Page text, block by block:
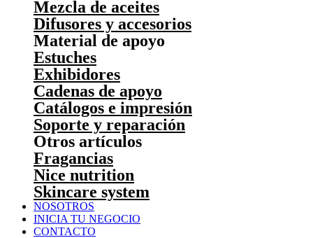
Mezcla de aceites
Difusores y accesorios
Material de apoyo
Estuches
Exhibidores
Cadenas de apoyo
Catálogos e impresión
Soporte y reparación
Otros artículos
Fragancias
Nice nutrition
Skincare system
NOSOTROS
INICIA TU NEGOCIO
CONTACTO